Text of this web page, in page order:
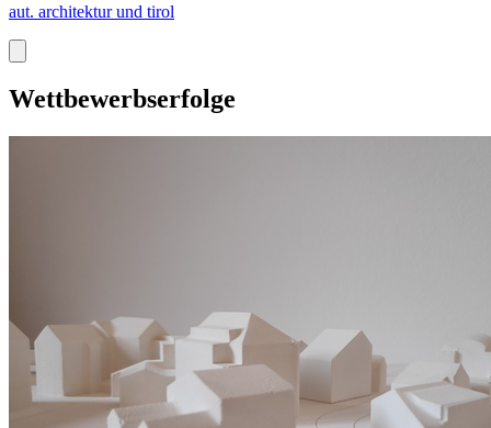
aut. architektur und tirol
Wettbewerbserfolge